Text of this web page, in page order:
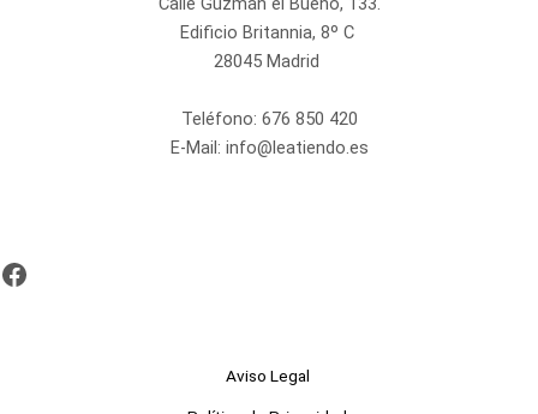
Edificio Britannia, 8º C
28045 Madrid
Teléfono: 676 850 420
E-Mail: info@leatiendo.es
Aviso Legal